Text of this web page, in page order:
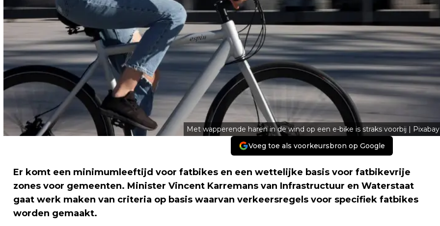
Met wapperende haren in de wind op een e-bike is straks voorbij | Pixabay
Voeg toe als voorkeursbron op Google
Er komt een minimumleeftijd voor fatbikes en een wettelijke basis voor fatbikevrije
zones voor gemeenten. Minister Vincent Karremans van Infrastructuur en Waterstaat
gaat werk maken van criteria op basis waarvan verkeersregels voor specifiek fatbikes
worden gemaakt.